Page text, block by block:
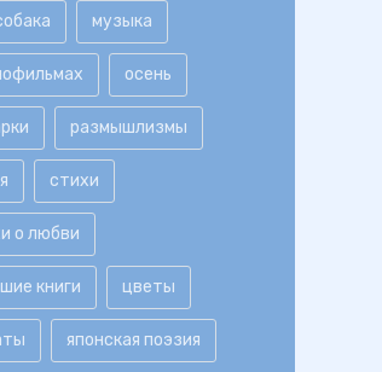
музыка
осень
размышлизмы
стихи
о любви
книги цветы
японская поэзия